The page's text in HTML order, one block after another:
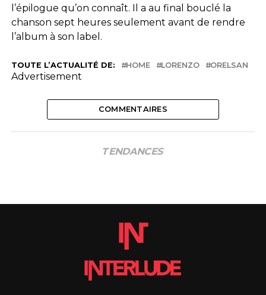
l’épilogue qu’on connaît. Il a au final bouclé la
chanson sept heures seulement avant de rendre
l’album à son label.
TOUTE L’ACTUALITÉ DE: HOME LORENZO ORELSAN
Advertisement
COMMENTAIRES
TENDANCES